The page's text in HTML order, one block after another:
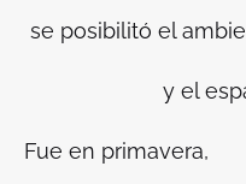
se posibilitó el
y el
Fue en primavera,